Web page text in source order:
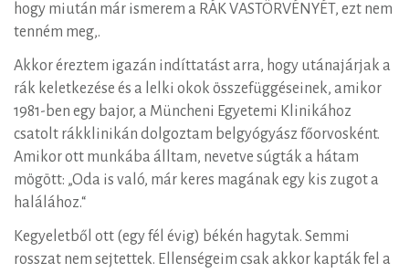
hogy miután már ismerem a RÁK VASTÖRVÉNYÉT, ezt nem
tenném meg,.
Akkor éreztem igazán indíttatást arra, hogy utánajárjak a
rák keletkezése és a lelki okok összefüggéseinek, amikor
1981-ben egy bajor, a Müncheni Egyetemi Klinikához
csatolt rákklinikán dolgoztam belgyógyász főorvosként.
Amikor ott munkába álltam, nevetve súgták a hátam
mögött: „Oda is való, már keres magának egy kis zugot a
halálához.“
Kegyeletből ott (egy fél évig) békén hagytak. Semmi
rosszat nem sejtettek. Ellenségeim csak akkor kapták fel a